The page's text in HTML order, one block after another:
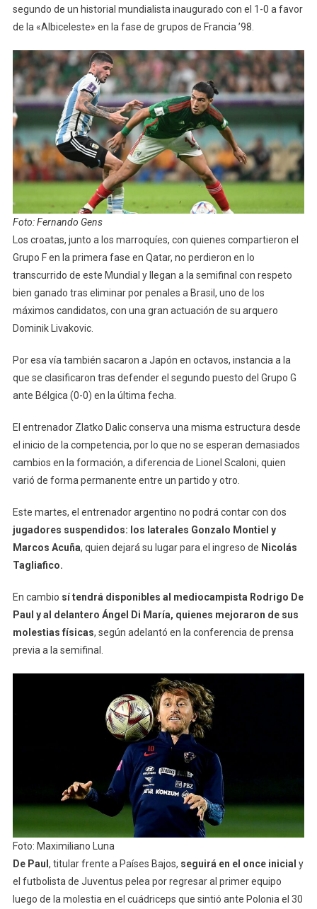
segundo de un historial mundialista inaugurado con el 1-0 a favor
de la «Albiceleste» en la fase de grupos de Francia ’98.
Foto: Fernando Gens
Los croatas, junto a los marroquíes, con quienes compartieron el
Grupo F en la primera fase en Qatar, no perdieron en lo
transcurrido de este Mundial y llegan a la semifinal con respeto
bien ganado tras eliminar por penales a Brasil, uno de los
máximos candidatos, con una gran actuación de su arquero
Dominik Livakovic.
Por esa vía también sacaron a Japón en octavos, instancia a la
que se clasificaron tras defender el segundo puesto del Grupo G
ante Bélgica (0-0) en la última fecha.
El entrenador Zlatko Dalic conserva una misma estructura desde
el inicio de la competencia, por lo que no se esperan demasiados
cambios en la formación, a diferencia de Lionel Scaloni, quien
varió de forma permanente entre un partido y otro.
Este martes, el entrenador argentino no podrá contar con dos
jugadores suspendidos: los laterales Gonzalo Montiel y
Marcos Acuña, quien dejará su lugar para el ingreso de Nicolás
Tagliafico.
En cambio sí tendrá disponibles al mediocampista Rodrigo De
Paul y al delantero Ángel Di María, quienes mejoraron de sus
molestias físicas, según adelantó en la conferencia de prensa
previa a la semifinal.
Foto: Maximiliano Luna
De Paul , titular frente a Países Bajos, seguirá en el once inicial y
el futbolista de Juventus pelea por regresar al primer equipo
luego de la molestia en el cuádriceps que sintió ante Polonia el 30